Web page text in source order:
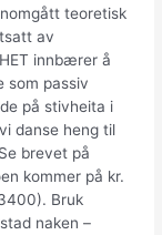
teoretisk
av
innbærer å
som passiv
på stivheita i
danse heng til
brevet på
kommer på kr.
Bruk
naken –